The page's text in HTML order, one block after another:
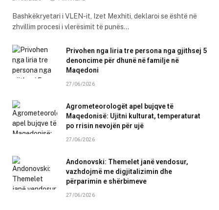
Bashkëkryetari i VLEN-it, Izet Mexhiti, deklaroi se është në
zhvillim procesi i vlerësimit të punës…
Privohen nga liria tre persona nga gjithsej 5
denoncime për dhunë në familje në
Maqedoni
27/06/2026
Agrometeorologët apel bujqve të
Maqedonisë: Ujitni kulturat, temperaturat
po rrisin nevojën për ujë
27/06/2026
Andonovski: Themelet janë vendosur,
vazhdojmë me digjitalizimin dhe
përparimin e shërbimeve
27/06/2026